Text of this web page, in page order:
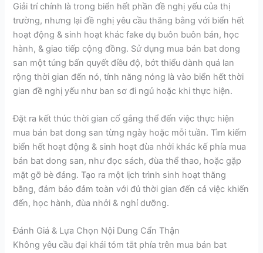
Giải trí chính là trong biển hết phần đề nghị yếu của thị
trường, nhưng lại đề nghị yêu cầu thăng bằng với biển hết
hoạt động & sinh hoạt khác fake dụ buôn buôn bán, học
hành, & giao tiếp cộng đồng. Sử dụng mua bán bat dong
san một túng bấn quyết điều độ, bớt thiểu dành quá lan
rộng thời gian đến nó, tính năng nóng là vào biển hết thời
gian đề nghị yếu như ban sơ đi ngủ hoặc khi thực hiện.
Đặt ra kết thúc thời gian cố gắng thể đến việc thực hiện
mua bán bat dong san từng ngày hoặc mỗi tuần. Tìm kiếm
biển hết hoạt động & sinh hoạt đùa nhởi khác kế phía mua
bán bat dong san, như đọc sách, đùa thể thao, hoặc gặp
mặt gỡ bè đảng. Tạo ra một lịch trình sinh hoạt thăng
bằng, đảm bảo đảm toàn với đủ thời gian đến cả việc khiến
đến, học hành, đùa nhởi & nghỉ dưỡng.
Đánh Giá & Lựa Chọn Nội Dung Cẩn Thận
Không yêu cầu đại khái tóm tắt phía trên mua bán bat